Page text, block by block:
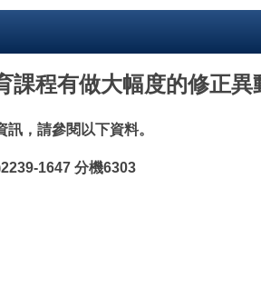
課程有做大幅度的修正
訊， 請參閱以下資料。
1647 分機6303